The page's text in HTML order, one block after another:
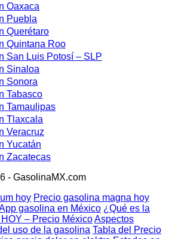
Oaxaca
Puebla
Querétaro
Quintana Roo
San Luis Potosí – SLP
Sinaloa
Sonora
Tabasco
Tamaulipas
Tlaxcala
Veracruz
Yucatán
Zacatecas
- GasolinaMX.com
hoy Precio gasolina magna hoy
gasolina en México ¿Qué es la
– Precio MéxicoAspectos
uso de la gasolina Tabla del Precio